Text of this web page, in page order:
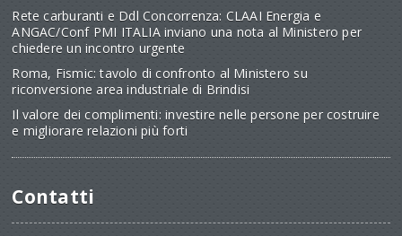
Rete carburanti e Ddl Concorrenza: CLAAI Energia e
ANGAC/Conf PMI ITALIA inviano una nota al Ministero per
chiedere un incontro urgente
Roma, Fismic: tavolo di confronto al Ministero su
riconversione area industriale di Brindisi
Il valore dei complimenti: investire nelle persone per costruire
e migliorare relazioni più forti
Contatti